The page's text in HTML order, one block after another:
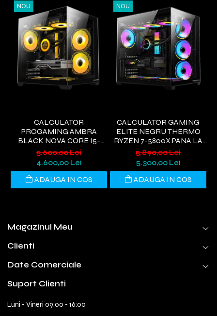
NOU
CALCULATOR
PROGAMING AMBRA
BLACK NOVA CORE I5-
9400, 32GB DDR4, 1TB SSD,
RTX 3050 6GB, WIFI 6,
WINDOWS 11 HOME
5.600,00 Lei
4.600,00 Lei
ADAUGA IN COS
NOU
CALCULATOR GAMING
ELITE NEGRU THERMO
RYZEN 7-5800X PANA LA
4.7GHZ, 32GB DDR4, 1TB
SSD, RTX5060 8GB GDDR7,
WINDOWS 11, WI-FI 6
5.890,00 Lei
5.300,00 Lei
ADAUGA IN COS
Magazinul Meu
Clienti
Date Comerciale
Suport Clienti
Luni - Vineri 09:00 - 16:00